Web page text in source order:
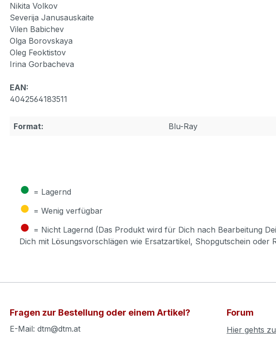
Nikita Volkov
Severija Janusauskaite
Vilen Babichev
Olga Borovskaya
Oleg Feoktistov
Irina Gorbacheva
EAN:
4042564183511
Format: Blu-Ray
● = Lagernd
● = Wenig verfügbar
● = Nicht Lagernd (Das Produkt wird für Dich nach Bearbeitung
Dich mit Lösungsvorschlägen wie Ersatzartikel, Shopgutschein oder
Fragen zur Bestellung oder einem Artikel?
E-Mail: dtm@dtm.at
Forum
Hier gehts